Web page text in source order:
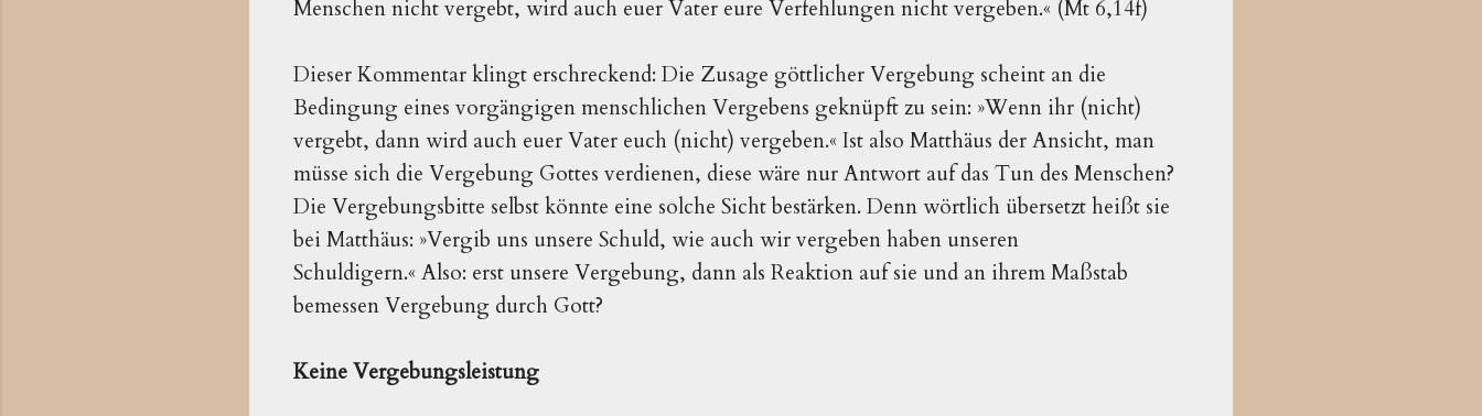
Menschen nicht vergebt, wird auch euer Vater eure Verfehlungen nicht vergeben.« (Mt 6,14f)
Dieser Kommentar klingt erschreckend: Die Zusage göttlicher Vergebung scheint an die
Bedingung eines vorgängigen menschlichen Vergebens geknüpft zu sein: »Wenn ihr (nicht)
vergebt, dann wird auch euer Vater euch (nicht) vergeben.« Ist also Matthäus der Ansicht, man
müsse sich die Vergebung Gottes verdienen, diese wäre nur Antwort auf das Tun des Menschen?
Die Vergebungsbitte selbst könnte eine solche Sicht bestärken. Denn wörtlich übersetzt heißt sie
bei Matthäus: »Vergib uns unsere Schuld, wie auch wir vergeben haben unseren
Schuldigern.« Also: erst unsere Vergebung, dann als Reaktion auf sie und an ihrem Maßstab
bemessen Vergebung durch Gott?
Keine Vergebungsleistung